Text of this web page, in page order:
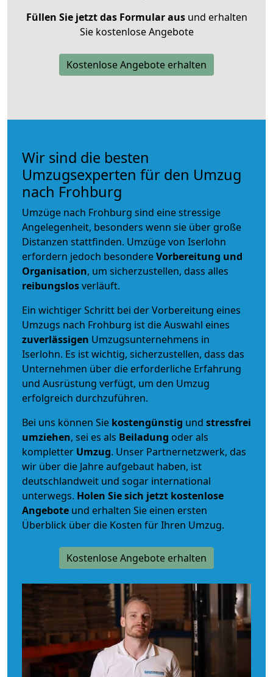
Füllen Sie jetzt das Formular ausund erhalten
Sie kostenlose Angebote
Kostenlose Angebote erhalten
Wir sind die besten
Umzugsexperten für den Umzug
nach Frohburg
Umzüge nach Frohburg sind eine stressige
Angelegenheit, besonders wenn sie über große
Distanzen stattfinden. Umzüge von Iserlohn
erfordern jedoch besondereVorbereitung und
Organisation, um sicherzustellen, dass alles
reibungslosverläuft.
Ein wichtiger Schritt bei der Vorbereitung eines
Umzugs nach Frohburg ist die Auswahl eines
zuverlässigen Umzugsunternehmens in
Iserlohn. Es ist wichtig, sicherzustellen, dass das
Unternehmen über die erforderliche Erfahrung
und Ausrüstung verfügt, um den Umzug
erfolgreich durchzuführen.
Bei uns können Sie kostengünstig und stressfrei
umziehen, sei es als Beiladung oder als
kompletter Umzug. Unser Partnernetzwerk, das
wir über die Jahre aufgebaut haben, ist
deutschlandweit und sogar international
unterwegs. Holen Sie sich jetzt kostenlose
Angebote und erhalten Sie einen ersten
Überblick über die Kosten für Ihren Umzug.
Kostenlose Angebote erhalten